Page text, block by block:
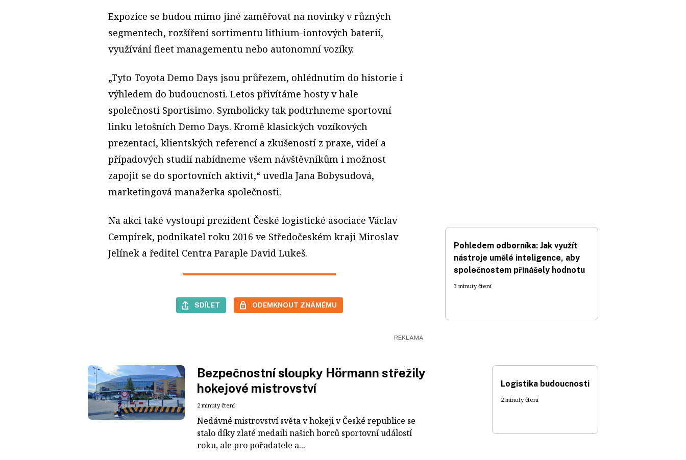
Expozice se budou mimo jiné zaměřovat na novinky v různých
segmentech, rozšíření sortimentu lithium-iontových baterií,
využívání fleet managementu nebo autonomní vozíky.
„Tyto Toyota Demo Days jsou průřezem, ohlédnutím do historie i
výhledem do budoucnosti. Letos přivítáme hosty v hale
společnosti Sportisimo. Symbolicky tak podtrhneme sportovní
linku letošních Demo Days. Kromě klasických vozíkových
prezentací, klientských referencí a zkušeností z praxe, videí a
případových studií nabídneme všem návštěvníkům i možnost
zapojit se do sportovních aktivit,“ uvedla Jana Bobysudová,
marketingová manažerka společnosti.
Na akci také vystoupí prezident České logistické asociace Václav
Cempírek, podnikatel roku 2016 ve Středočeském kraji Miroslav
Jelínek a ředitel Centra Paraple David Lukeš.
SDÍLET ODEMKNOUT ZNÁMÉMU
Pohledem odborníka: Jak využít
nástroje umělé inteligence, aby
společnostem přinášely hodnotu
3 minuty čtení
Bezpečnostní sloupky Hörmann střežily
hokejové mistrovství
2 minuty čtení
Nedávné mistrovství světa v hokeji v České republice se
stalo díky zlaté medaili našich borců sportovní událostí
roku, ale pro pořadatele a...
Logistika budoucnosti
2 minuty čtení